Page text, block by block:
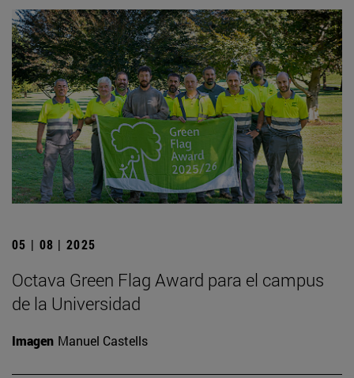
05 | 08 | 2025
Octava Green Flag Award para el campus
de la Universidad
Imagen Manuel Castells